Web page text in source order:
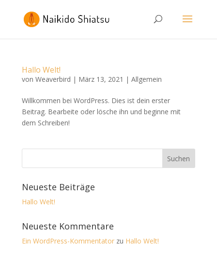
Hallo Welt!
von Weaverbird | März 13, 2021 | Allgemein
Willkommen bei WordPress. Dies ist dein erster
Beitrag. Bearbeite oder lösche ihn und beginne mit
dem Schreiben!
Neueste Beiträge
Hallo Welt!
Neueste Kommentare
Ein WordPress-Kommentatorzu Hallo Welt!